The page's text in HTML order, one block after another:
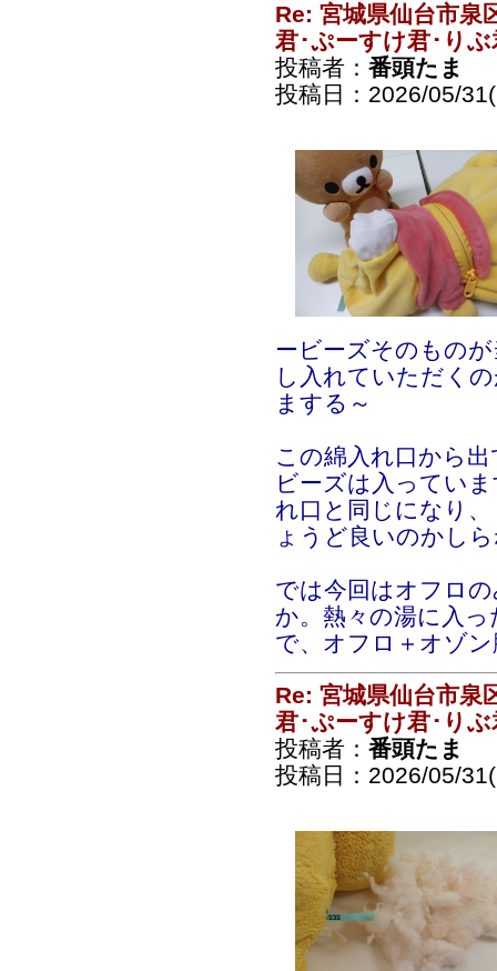
Re: 宮城県仙台市泉
君･ぷーすけ君･りぶ
投稿者： 番頭たま
投稿日：2026/05/
ービーズそのもの
し入れていただく
まする～
この綿入れ口から
ビーズは入ってい
れ口と同じになり
ょうど良いのかし
では今回はオフロ
か。熱々の湯に入
で、オフロ＋オゾ
Re: 宮城県仙台市泉
君･ぷーすけ君･りぶ
投稿者： 番頭たま
投稿日：2026/05/